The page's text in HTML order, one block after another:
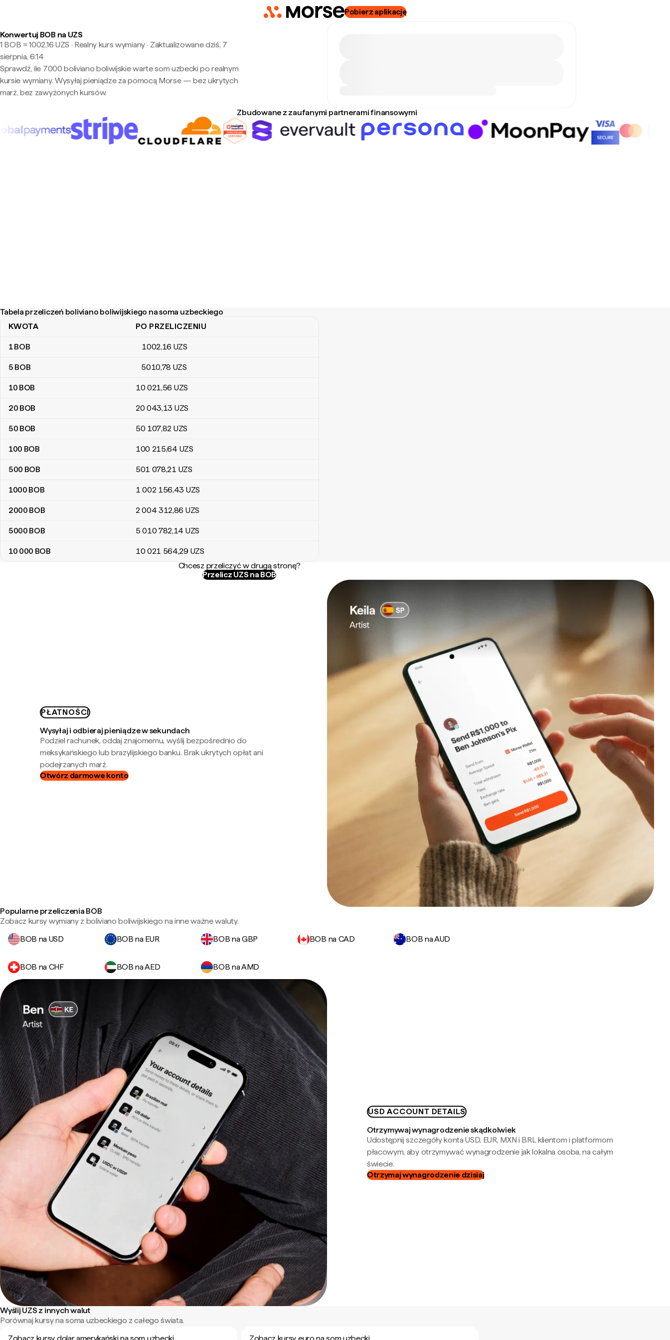
Pobierz aplikację
Konwertuj BOB na UZS
1 BOB ≈ 1002,16 UZS · Realny kurs wymiany· Zaktualizowane dziś, 7
sierpnia, 6:14
Sprawdź, ile 7000 boliviano boliwijskie warte som uzbecki po realnym
kursie wymiany. Wysyłaj pieniądze za pomocą Morse — bez ukrytych
marż, bez zawyżonych kursów.
Zbudowane z zaufanymi partnerami finansowymi
Tabela przeliczeń boliviano boliwijskiego na soma uzbeckiego
Tabela przeliczeń boliviano boliwijskiego na soma uzbeckiego
KWOTA PO PRZELICZENIU
1BOB 1002,16 UZS
5 BOB 5010,78 UZS
10 BOB 10 021,56 UZS
20 BOB 20 043,13 UZS
50 BOB 50 107,82 UZS
100 BOB 100 215,64 UZS
500 BOB 501 078,21 UZS
1000 BOB 1 002 156,43 UZS
2000 BOB 2 004 312,86 UZS
5000 BOB 5 010 782,14 UZS
10 000 BOB 10 021 564,29 UZS
Chcesz przeliczyć w drugą stronę?
Przelicz UZS na BOB
PŁATNOŚCI
Wysyłaj i odbieraj pieniądze w sekundach
Podziel rachunek, oddaj znajomemu, wyślij bezpośrednio do
meksykańskiego lub brazylijskiego banku. Brak ukrytych opłat ani
podejrzanych marż.
Otwórz darmowe konto
Popularne przeliczenia BOB
Zobacz kursy wymiany z boliviano boliwijskiego na inne ważne waluty.
BOB na USD
BOB na EUR BOB na GBP BOB na CAD BOB na AUD
BOB na CHF BOB na AED BOB na AMD
USD ACCOUNT DETAILS
Otrzymywaj wynagrodzenie skądkolwiek
Udostępnij szczegóły konta USD, EUR, MXN i BRL klientom i platformom
płacowym, aby otrzymywać wynagrodzenie jak lokalna osoba, na całym
świecie.
Otrzymaj wynagrodzenie dzisiaj
Wyślij UZS z innych walut
Porównaj kursy na soma uzbeckiego z całego świata.